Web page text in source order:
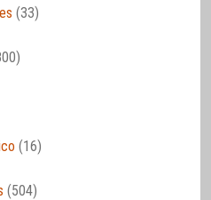
(33)
(16)
(504)